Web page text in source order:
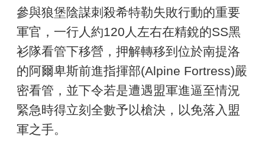
參與狼堡陰謀刺殺希特勒失敗行動的重要
軍官，一行人約120人左右在精銳的SS黑
衫隊看管下移營，押解轉移到位於南提洛
的阿爾卑斯前進指揮部(Alpine Fortress)嚴
密看管，並下令若是遭遇盟軍進逼至情況
緊急時得立刻全數予以槍決，以免落入盟
軍之手。